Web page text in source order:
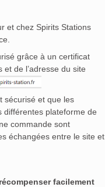
et chez Spirits Stations
grâce à un certificat
et de l’adresse du site
sécurisé et que les
différentes plateforme de
commande sont
échangées entre le site et
facilement